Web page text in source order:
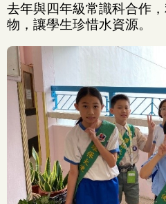
去年與四年級常識科合作
物，讓學生珍惜水資源。